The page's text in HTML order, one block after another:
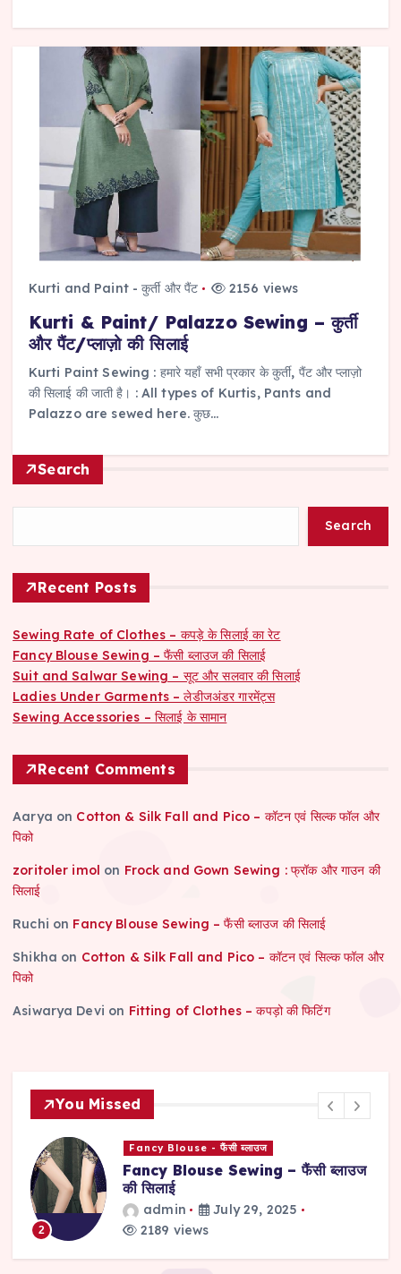
Kurti and Paint - कुर्ती और पैंट 2156 views
Kurti & Paint/ Palazzo Sewing – कुर्ती
और पैंट/प्लाज़ो की सिलाई
Kurti Paint Sewing : हमारे यहाँ सभी प्रकार के कुर्ती, पैंट और प्लाज़ो
की सिलाई की जाती है। : All types of Kurtis, Pants and
Palazzo are sewed here. कुछ…
Search
Search
Recent Posts
Sewing Rate of Clothes – कपड़े के सिलाई का रेट
Fancy Blouse Sewing – फैंसी ब्लाउज की सिलाई
Suit and Salwar Sewing – सूट और सलवार की सिलाई
Ladies Under Garments – लेडीजअंडर गारमेंट्स
Sewing Accessories – सिलाई के सामान
Recent Comments
Aarya on Cotton & Silk Fall and Pico – कॉटन एवं सिल्क फॉल और
पिको
zoritoler imol on Frock and Gown Sewing : फ्रॉक और गाउन की
सिलाई
Ruchi on Fancy Blouse Sewing – फैंसी ब्लाउज की सिलाई
Shikha on Cotton & Silk Fall and Pico – कॉटन एवं सिल्क फॉल और
पिको
Asiwarya Devi on Fitting of Clothes – कपड़ो की फिटिंग
You Missed
3
Suit and Salwar - सूट और सलवार
Suit and Salwar Sewing – सूट और
सलवार की सिलाई
admin
July 29, 2025
2876 views